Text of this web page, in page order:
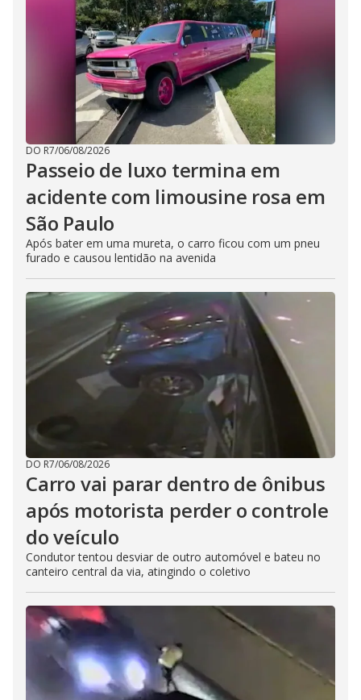
DO R7/06/08/2026
Passeio de luxo termina em
acidente com limousine rosa em
São Paulo
Após bater em uma mureta, o carro ficou com um pneu
furado e causou lentidão na avenida
DO R7/06/08/2026
Carro vai parar dentro de ônibus
após motorista perder o controle
do veículo
Condutor tentou desviar de outro automóvel e bateu no
canteiro central da via, atingindo o coletivo